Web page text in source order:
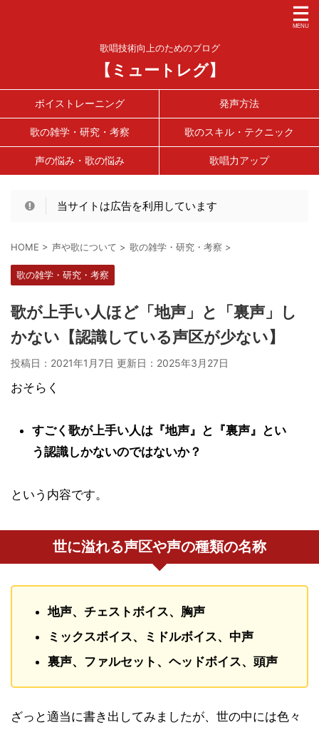
歌唱技術向上のためのブログ
【ミュートレグ】
ボイストレーニング 発声方法
歌の雑学・研究・考察 歌のスキル・テクニック
声の悩み・歌の悩み 歌唱力アップ
当サイトは広告を利用しています
HOME > 声や歌について > 歌の雑学・研究・考察 >
歌の雑学・研究・考察
歌が上手い人ほど「地声」と「裏声」し
かない【認識している声区が少ない】
投稿日：2021年1月7日 更新日： 2025年3月27日
おそらく
すごく歌が上手い人は『地声』と『裏声』とい
う認識しかないのではないか？
という内容です。
世に溢れる声区や声の種類の名称
地声、チェストボイス、胸声
ミックスボイス、ミドルボイス、中声
裏声、ファルセット、ヘッドボイス、頭声
ざっと適当に書き出してみましたが、世の中には色々